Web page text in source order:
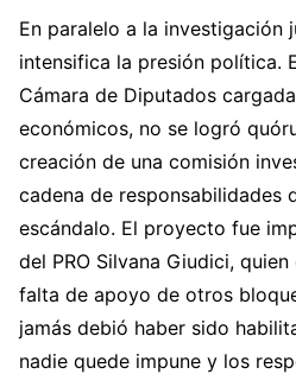
En paralelo a la investigación
intensifica la presión política.
Cámara de Diputados
económicos, no se logró
creación de una comisión
cadena de responsabilidades
escándalo. El proyecto fue
del PRO Silvana Giudici,
falta de apoyo de otros
jamás debió haber sido
nadie quede impune y los